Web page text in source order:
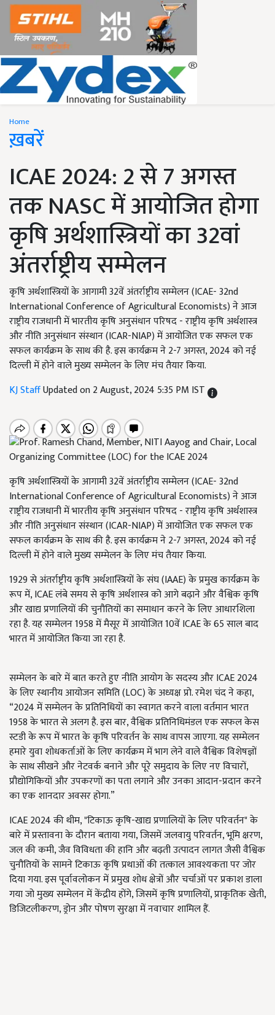
Home
ख़बरें
ICAE 2024: 2 से 7 अगस्त
तक NASC में आयोजित होगा
कृषि अर्थशास्त्रियों का 32वां
अंतर्राष्ट्रीय सम्मेलन
कृषि अर्थशास्त्रियों के आगामी 32वें अंतर्राष्ट्रीय सम्मेलन (ICAE- 32nd
International Conference of Agricultural Economists) ने आज
राष्ट्रीय राजधानी में भारतीय कृषि अनुसंधान परिषद - राष्ट्रीय कृषि अर्थशास्त्र
और नीति अनुसंधान संस्थान (ICAR-NIAP) में आयोजित एक सफल एक
सफल कार्यक्रम के साथ की है. इस कार्यक्रम ने 2-7 अगस्त, 2024 को नई
दिल्ली में होने वाले मुख्य सम्मेलन के लिए मंच तैयार किया.
KJ StaffUpdated on 2 August, 2024 5:35 PM IST
कृषि अर्थशास्त्रियों के आगामी 32वें अंतर्राष्ट्रीय सम्मेलन (ICAE- 32nd
International Conference of Agricultural Economists) ने आज
राष्ट्रीय राजधानी में भारतीय कृषि अनुसंधान परिषद - राष्ट्रीय कृषि अर्थशास्त्र
और नीति अनुसंधान संस्थान (ICAR-NIAP) में आयोजित एक सफल एक
सफल कार्यक्रम के साथ की है. इस कार्यक्रम ने 2-7 अगस्त, 2024 को नई
दिल्ली में होने वाले मुख्य सम्मेलन के लिए मंच तैयार किया.
1929 से अंतर्राष्ट्रीय कृषि अर्थशास्त्रियों के संघ (IAAE) के प्रमुख कार्यक्रम के
रूप में, ICAE लंबे समय से कृषि अर्थशास्त्र को आगे बढ़ाने और वैश्विक कृषि
और खाद्य प्रणालियों की चुनौतियों का समाधान करने के लिए आधारशिला
रहा है. यह सम्मेलन 1958 में मैसूर में आयोजित 10वें ICAE के 65 साल बाद
भारत में आयोजित किया जा रहा है.
सम्मेलन के बारे में बात करते हुए नीति आयोग के सदस्य और ICAE 2024
के लिए स्थानीय आयोजन समिति (LOC) के अध्यक्ष प्रो. रमेश चंद ने कहा,
“2024 में सम्मेलन के प्रतिनिधियों का स्वागत करने वाला वर्तमान भारत
1958 के भारत से अलग है. इस बार, वैश्विक प्रतिनिधिमंडल एक सफल केस
स्टडी के रूप में भारत के कृषि परिवर्तन के साथ वापस जाएगा. यह सम्मेलन
हमारे युवा शोधकर्ताओं के लिए कार्यक्रम में भाग लेने वाले वैश्विक विशेषज्ञों
के साथ सीखने और नेटवर्क बनाने और पूरे समुदाय के लिए नए विचारों,
प्रौद्योगिकियों और उपकरणों का पता लगाने और उनका आदान-प्रदान करने
का एक शानदार अवसर होगा.”
ICAE 2024 की थीम, "टिकाऊ कृषि-खाद्य प्रणालियों के लिए परिवर्तन" के
बारे में प्रस्तावना के दौरान बताया गया, जिसमें जलवायु परिवर्तन, भूमि क्षरण,
जल की कमी, जैव विविधता की हानि और बढ़ती उत्पादन लागत जैसी वैश्विक
चुनौतियों के सामने टिकाऊ कृषि प्रथाओं की तत्काल आवश्यकता पर जोर
दिया गया. इस पूर्वावलोकन में प्रमुख शोध क्षेत्रों और चर्चाओं पर प्रकाश डाला
गया जो मुख्य सम्मेलन में केंद्रीय होंगे, जिसमें कृषि प्रणालियों, प्राकृतिक खेती,
डिजिटलीकरण, ड्रोन और पोषण सुरक्षा में नवाचार शामिल हैं.